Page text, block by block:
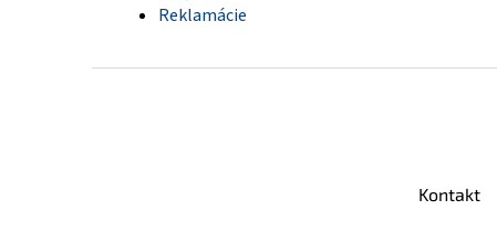
Reklamácie
Kontakt